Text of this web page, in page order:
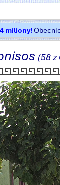
4 miliony!
(58 z